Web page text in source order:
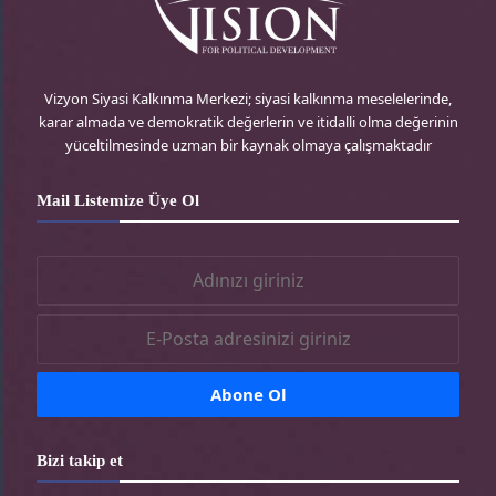
dönüştürme niyet ve çabaları oldu.
güçlerinin El-Halil’deki İbrahim Camii’ne yönelik
Yahudileştirme politikalarını nasıl
zamanını ve mimarisini hedef alan yeni
yere yönelik hâkimiyetini nasıl artırdığını ele
Bölünmeden Önce: Kontrol için
Zemin Hazırlamak
1967’den itibaren İsrail hükümeti El-Halil’deki
varlığını kalıcılaştırmak için somut adımlar
Vizyon Siyasi Kalkınma Merkezi; siyasi kalkınma meselelerinde,
karar almada ve demokratik değerlerin ve itidalli olma değerinin
yüceltilmesinde uzman bir kaynak olmaya çalışmaktadır
Mail Listemize Üye Ol
Bizi takip et